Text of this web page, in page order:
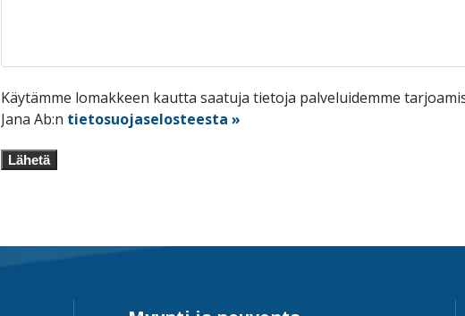
Käytämme lomakkeen kautta saatuja tietoja palveluidemme
Jana Ab:n tietosuojaselosteesta »
Lähetä